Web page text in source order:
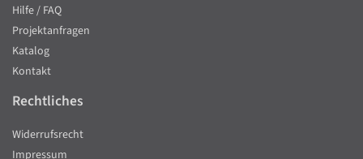
Hilfe / FAQ
Projektanfragen
Katalog
Kontakt
Rechtliches
Widerrufsrecht
Impressum